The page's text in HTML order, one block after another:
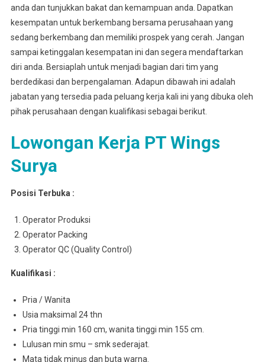
anda dan tunjukkan bakat dan kemampuan anda. Dapatkan
kesempatan untuk berkembang bersama perusahaan yang
sedang berkembang dan memiliki prospek yang cerah. Jangan
sampai ketinggalan kesempatan ini dan segera mendaftarkan
diri anda. Bersiaplah untuk menjadi bagian dari tim yang
berdedikasi dan berpengalaman. Adapun dibawah ini adalah
jabatan yang tersedia pada peluang kerja kali ini yang dibuka oleh
pihak perusahaan dengan kualifikasi sebagai berikut.
Lowongan Kerja PT Wings
Surya
Posisi Terbuka :
Operator Produksi
Operator Packing
Operator QC (Quality Control)
Kualifikasi :
Pria / Wanita
Usia maksimal 24 thn
Pria tinggi min 160 cm, wanita tinggi min 155 cm.
Lulusan min smu – smk sederajat.
Mata tidak minus dan buta warna.